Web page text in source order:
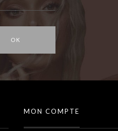
OK
MON COMPTE